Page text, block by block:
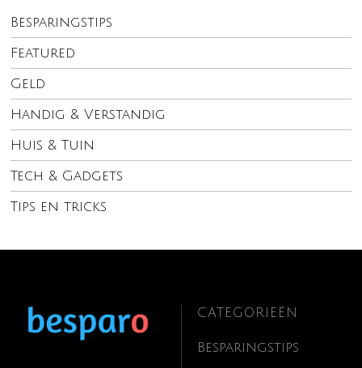
Besparingstips
Featured
Geld
Handig & Verstandig
Huis & Tuin
Tech & Gadgets
Tips en tricks
CATEGORIEËN
Besparingstips